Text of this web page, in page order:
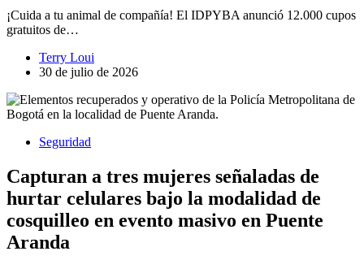
¡Cuida a tu animal de compañía! El IDPYBA anunció 12.000 cupos
gratuitos de…
Terry Loui
30 de julio de 2026
Seguridad
Capturan a tres mujeres señaladas de
hurtar celulares bajo la modalidad de
cosquilleo en evento masivo en Puente
Aranda